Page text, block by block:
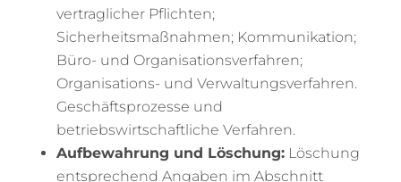
vertraglicher Pflichten;
Sicherheitsmaßnahmen; Kommunikation;
Büro- und Organisationsverfahren;
Organisations- und Verwaltungsverfahren.
Geschäftsprozesse und
betriebswirtschaftliche Verfahren.
Aufbewahrung und Löschung: Löschung
entsprechend Angaben im Abschnitt